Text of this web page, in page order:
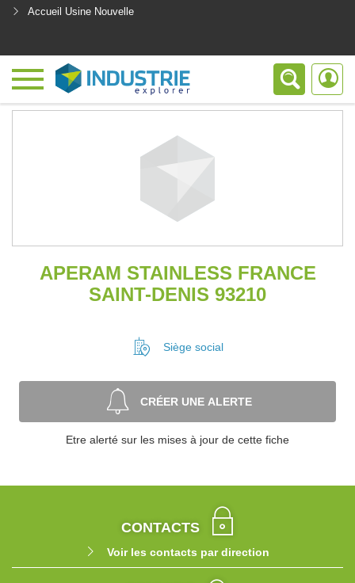
Accueil Usine Nouvelle
APERAM STAINLESS FRANCE
SAINT-DENIS 93210
Siège social
CRÉER UNE ALERTE
Etre alerté sur les mises à jour de cette fiche
CONTACTS
Voir les contacts par direction